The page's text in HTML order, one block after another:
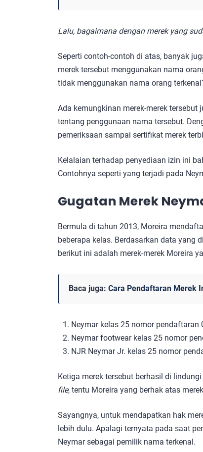
Lalu, bagaimana dengan merek yang
Seperti contoh-contoh di atas, banyak
merek tersebut menggunakan nama
tidak menggunakan nama orang
Ada kemungkinan merek-merek
tentang penggunaan nama tersebut.
pemeriksaan sampai sertifikat merek
Kelalaian terhadap penyediaan izin ini
Contohnya seperti yang terjadi pada
Gugatan Merek
Bermula di tahun 2013, Moreira
beberapa kelas. Berdasarkan data yang
berikut ini adalah merek-merek Moreira
Baca juga: Cara Pendaftaran Merek
Neymar kelas 25 nomor pendaftaran
Neymar footwear kelas 25 nomor
NJR Neymar Jr. kelas 25 nomor
Ketiga merek tersebut berhasil di
file, tentu Moreira yang berhak atas
Sayangnya, untuk mendapatkan hak
lebih dulu. Apalagi ternyata pada saat
Neymar sebagai pemilik nama terkenal.